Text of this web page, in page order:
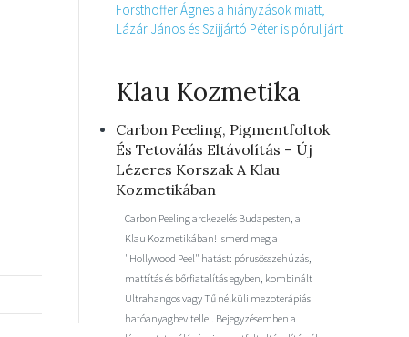
Forsthoffer Ágnes a hiányzások miatt,
Lázár János és Szijjártó Péter is pórul járt
Klau Kozmetika
Carbon Peeling, Pigmentfoltok
És Tetoválás Eltávolítás – Új
Lézeres Korszak A Klau
Kozmetikában
Carbon Peeling arckezelés Budapesten, a
Klau Kozmetikában! Ismerd meg a
"Hollywood Peel" hatást: pórusösszehúzás,
mattítás és bőrfiatalítás egyben, kombinált
Ultrahangos vagy Tű nélküli mezoterápiás
hatóanyagbevitellel. Bejegyzésemben a